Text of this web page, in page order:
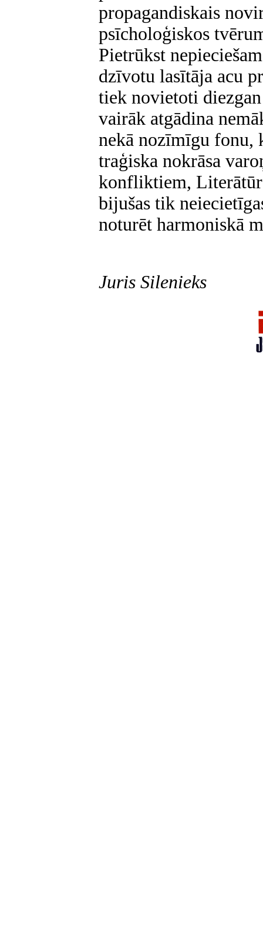
propagandiskais
psīcholoģiskos
Pietrūkst
dzīvotu lasītāja acu
tiek novietoti
vairāk atgādina
nekā nozīmīgu fonu,
traģiska nokrāsa
konfliktiem,
bijušas tik
noturēt harmoniskā
Juris Silenieks